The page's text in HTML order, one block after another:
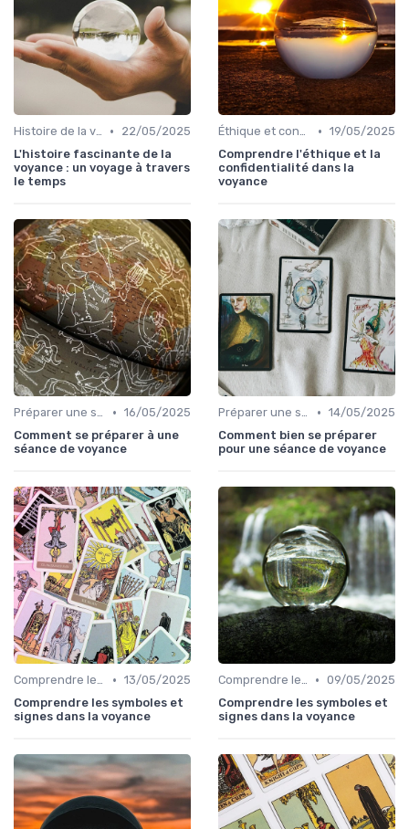
Histoire de la voyance •
22/05/2025
L'histoire fascinante de la
voyance : un voyage à travers
le temps
Éthique et confidentialité • 19/05/2025
Comprendre l'éthique et la
confidentialité dans la
voyance
Préparer une session de voyance • 16/05/2025
Comment se préparer à une
séance de voyance
Préparer une session de voyance • 14/05/2025
Comment bien se préparer
pour une séance de voyance
Comprendre les symboles et signes • 13/05/2025
Comprendre les symboles et
signes dans la voyance
Comprendre les symboles et signes • 09/05/2025
Comprendre les symboles et
signes dans la voyance